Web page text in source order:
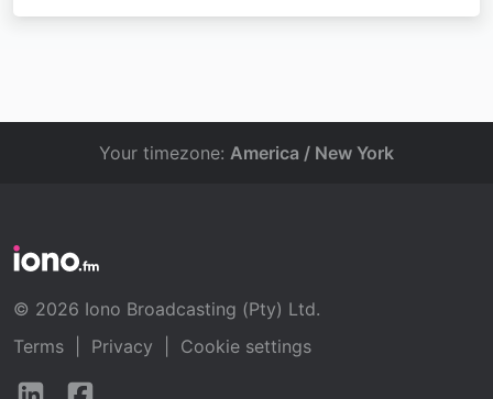
Your timezone: America / New York
© 2026 Iono Broadcasting (Pty) Ltd.
Terms
Privacy
Cookie settings
Follow